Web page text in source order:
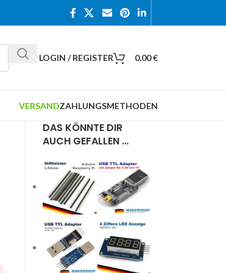
LOGIN / REGISTER 0,00€
VERSANDZAHLUNGSMETHODEN
DAS KÖNNTE DIR
AUCH GEFALLEN …